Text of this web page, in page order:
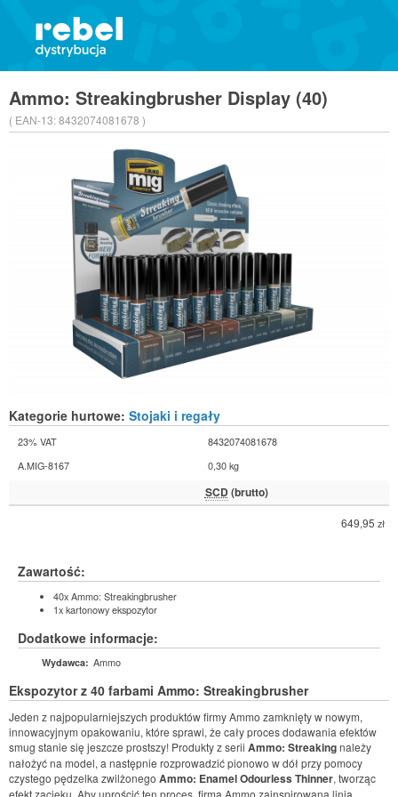
Ammo: Streakingbrusher Display (40)
( EAN-13:8432074081678 )
Kategorie hurtowe: Stojaki i regały
23% VAT
8432074081678
A.MIG-8167
0,30 kg
SCD (brutto)
649,95 zł
Zawartość:
40x Ammo: Streakingbrusher
1x kartonowy ekspozytor
Dodatkowe informacje:
Wydawca: Ammo
Ekspozytor z 40 farbami Ammo: Streakingbrusher
Jeden z najpopularniejszych produktów firmy Ammo zamknięty w nowym,
innowacyjnym opakowaniu, które sprawi, że cały proces dodawania efektów
smug stanie się jeszcze prostszy! Produkty z serii Ammo: Streakingnależy
nałożyć na model, a następnie rozprowadzić pionowo w dół przy pomocy
czystego pędzelka zwilżonego Ammo: Enamel Odourless Thinner, tworząc
efekt zacieku. Aby uprościć ten proces, firma Ammo zainspirowana linią